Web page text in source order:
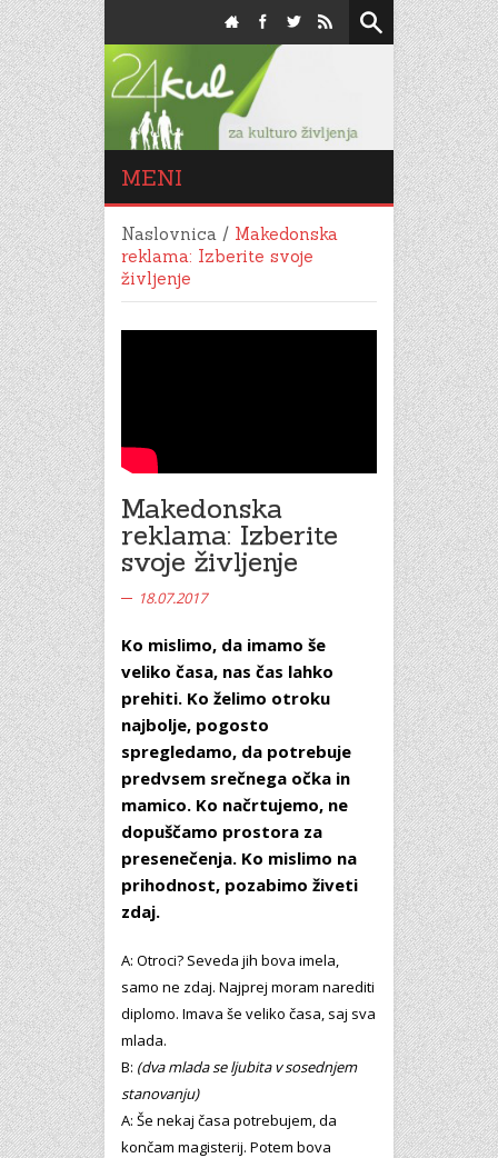
MENI
Naslovnica / Makedonska
reklama: Izberite svoje
življenje
Makedonska
reklama: Izberite
svoje življenje
18.07.2017
Ko mislimo, da imamo še
veliko časa, nas čas lahko
prehiti. Ko želimo otroku
najbolje, pogosto
spregledamo, da potrebuje
predvsem srečnega očka in
mamico. Ko načrtujemo, ne
dopuščamo prostora za
presenečenja. Ko mislimo na
prihodnost, pozabimo živeti
zdaj.
A: Otroci? Seveda jih bova imela,
samo ne zdaj. Najprej moram narediti
diplomo. Imava še veliko časa, saj sva
mlada.
B: (dva mlada se ljubita v sosednjem
stanovanju)
A: Še nekaj časa potrebujem, da
končam magisterij. Potem bova